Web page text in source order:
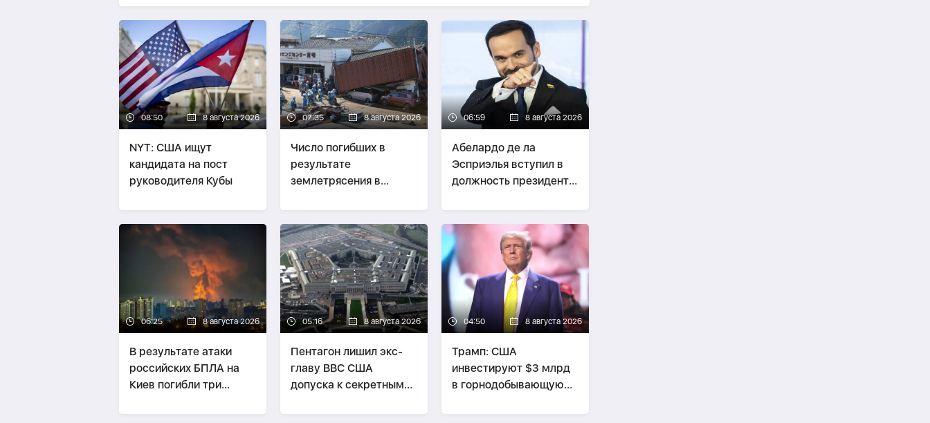
08:50 8 августа 2026
NYT: США ищут
кандидата на пост
руководителя Кубы
07:35 8 августа 2026
Число погибших в
результате
землетрясения в
06:59 8 августа 2026
Абелардо де ла
Эсприэлья вступил в
должность президента
06:25 8 августа 2026
В результате атаки
российских БПЛА на
Киев погибли три
пострадали
05:16 8 августа 2026
Пентагон лишил экс-
главу ВВС США
допуска к секретным
04:50 8 августа 2026
Трамп: США
инвестируют $3 млрд
в горнодобывающую